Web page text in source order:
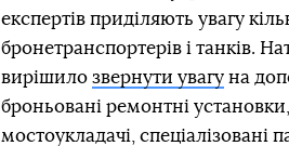
експертів приділяють увагу
бронетранспортерів і танків.
вирішило звернути увагу на
броньовані ремонтні
мостоукладачі, спеціалізовані